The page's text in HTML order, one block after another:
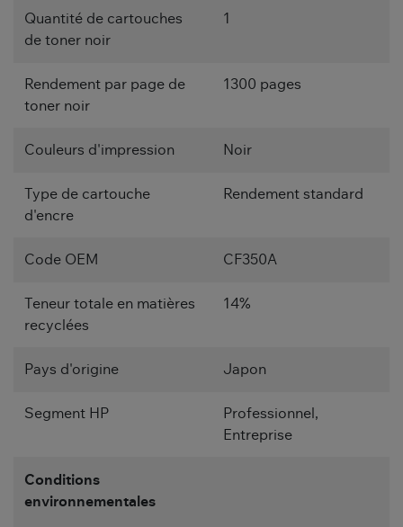
Quantité de cartouches
de toner noir
1
Rendement par page de
toner noir
1300 pages
Couleurs d'impression Noir
Type de cartouche
d'encre
Rendement standard
Code OEM CF350A
Teneur totale en matières
recyclées
14%
Pays d'origine Japon
Segment HP
Professionnel,
Entreprise
Conditions
environnementales